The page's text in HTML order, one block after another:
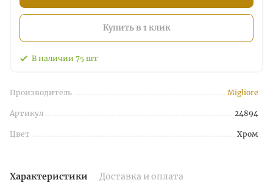
Купить в 1 клик
В наличии 75 шт
Производитель Migliore
Артикул 24894
Цвет Хром
Характеристики Доставка и оплата